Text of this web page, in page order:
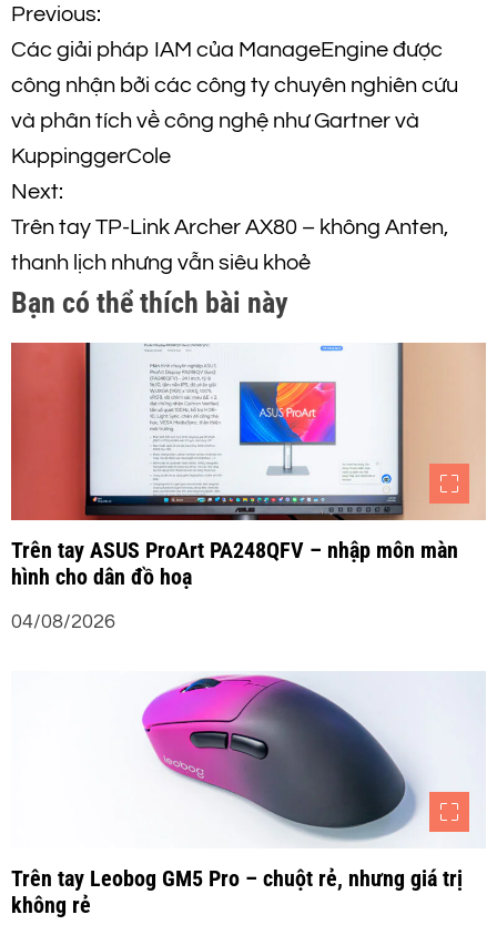
Đ
i
ề
u
h
ư
ớ
à
i
Previous:
Các giải pháp IAM của ManageEngine được
công nhận bởi các công ty chuyên nghiên cứu
và phân tích về công nghệ như Gartner và
KuppinggerCole
Next:
Trên tay TP-Link Archer AX80 – không Anten,
thanh lịch nhưng vẫn siêu khoẻ
Bạn có thể thích bài này
Trên tay ASUS ProArt PA248QFV – nhập môn màn
hình cho dân đồ hoạ
04/08/2026
Trên tay Leobog GM5 Pro – chuột rẻ, nhưng giá trị
không rẻ